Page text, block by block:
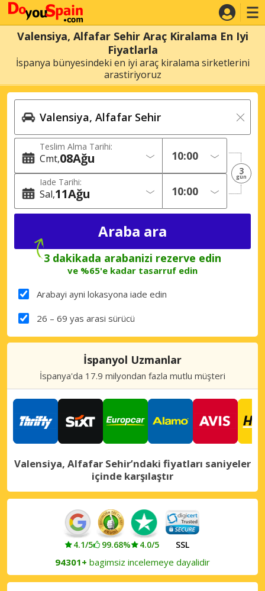
Valensiya, Alfafar Sehir Araç Kiralama En Iyi
Fiyatlarla
İspanya bünyesindeki en iyi araç kiralama sirketlerini
arastiriyoruz
Teslim Alma Tarihi:
Cmt 08Ağu
Iade Tarihi:
Sal 11Ağu
3
gün
3 dakikada arabanizi rezerve edin
ve %65'e kadar tasarruf edin
Arabayi ayni lokasyona iade edin
26 – 69 yas arasi sürücü
İspanyol Uzmanlar
İspanya'da 17.9 milyondan fazla mutlu müşteri
Valensiya, Alfafar Sehir’ndaki fiyatları saniyeler
içinde karşılaştır
4.1/5 99.68% 4.0/5 SSL
94301+ bagimsiz incelemeye dayalidir